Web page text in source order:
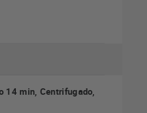
14 min, Centrifugado,